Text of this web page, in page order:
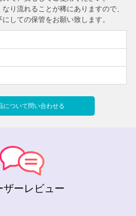
について問い合わせる
り流れることが稀にありますので、
しての保管をお願い致します。
ザーレビュー